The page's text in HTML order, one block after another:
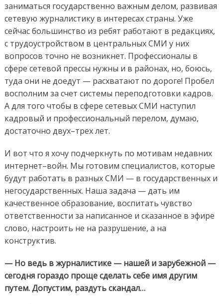
заниматься государственно важным делом, развивая
сетевую журналистику в интересах страны. Уже
сейчас большинство из ребят работают в редакциях,
с трудоустройством в центральных СМИ у них
вопросов точно не возникнет. Профессионалы в
сфере сетевой прессы нужны и в районах, но, боюсь,
туда они не доедут — расхватают по дороге! Пробел
восполним за счет системы переподготовки кадров.
А для того чтобы в сфере сетевых СМИ наступил
кадровый и профессиональный перелом, думаю,
достаточно двух–трех лет.
И вот что я хочу подчеркнуть по мотивам недавних
интернет–войн. Мы готовим специалистов, которые
будут работать в разных СМИ — в государственных и
негосударственных. Наша задача — дать им
качественное образование, воспитать чувство
ответственности за написанное и сказанное в эфире
слово, настроить не на разрушение, а на
конструктив.
— Но ведь в журналистике — нашей и зарубежной —
сегодня гораздо проще сделать себе имя другим
путем. Допустим, раздуть скандал…